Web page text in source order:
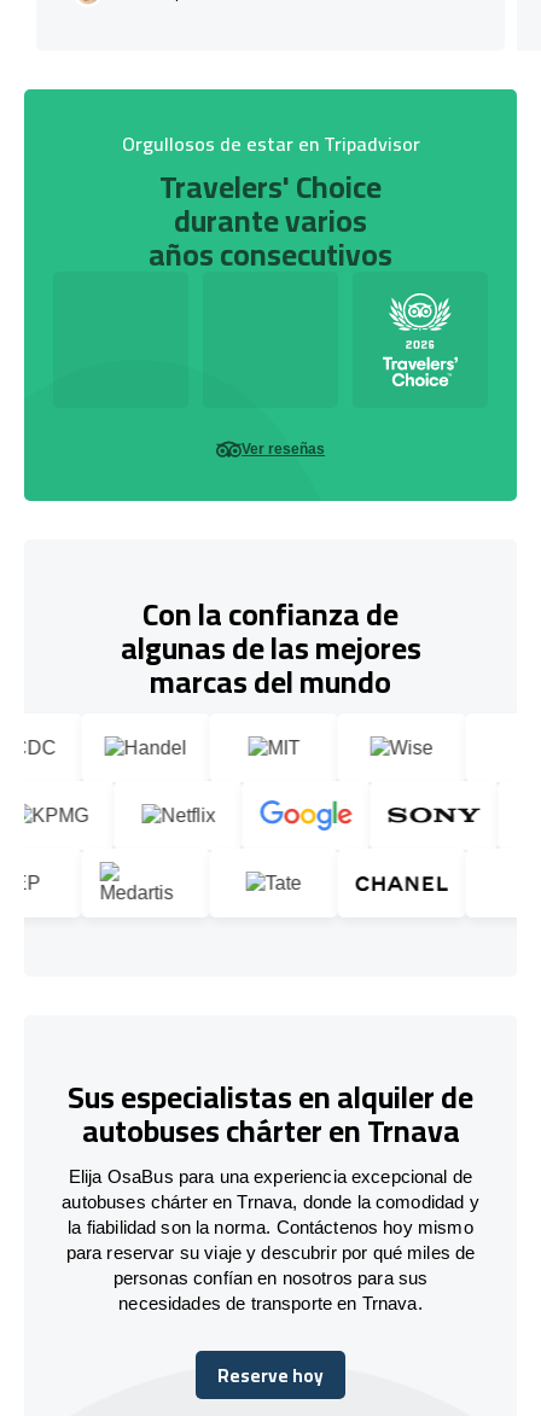
Orgullosos de estar en Tripadvisor
Travelers' Choice
durante varios
años consecutivos
Ver reseñas
Con la confianza de
algunas de las mejores
marcas del mundo
Sus especialistas en alquiler de
autobuses chárter en Trnava
Elija OsaBus para una experiencia excepcional de
autobuses chárter en Trnava, donde la comodidad y
la fiabilidad son la norma. Contáctenos hoy mismo
para reservar su viaje y descubrir por qué miles de
personas confían en nosotros para sus
necesidades de transporte en Trnava.
Reserve hoy
Reserve hoy